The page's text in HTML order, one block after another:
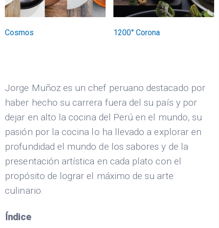
Cosmos 1200° Corona
Jorge Muñoz es un chef peruano destacado por
haber hecho su carrera fuera del su país y por
dejar en alto la cocina del Perú en el mundo, su
pasión por la cocina lo ha llevado a explorar en
profundidad el mundo de los sabores y de la
presentación artística en cada plato con el
propósito de lograr el máximo de su arte
culinario.
Índice